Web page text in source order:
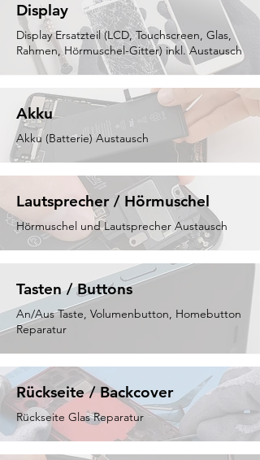
Display
Display Ersatzteil (LCD, Touchscreen, Glas,
Rahmen, Hörmuschel-Gitter) inkl. Austausch
Akku
Akku (Batterie) Austausch
Lautsprecher / Hörmuschel
Hörmuschel und Lautsprecher Austausch
Tasten / Buttons
An/Aus Taste, Volumenbutton, Homebutton
Reparatur
Rückseite / Backcover
Rückseite Glas Reparatur